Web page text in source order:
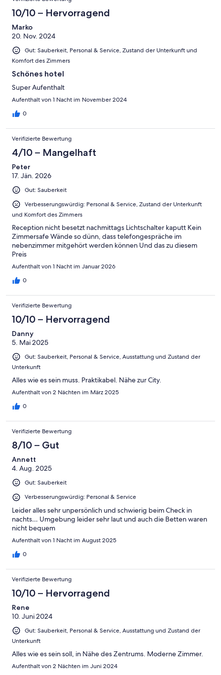
10/10 – Hervorragend
Marko
20. Nov. 2024
Gut: Sauberkeit, Personal & Service, Zustand der Unterkunft und
Komfort des Zimmers
Schönes hotel
Super Aufenthalt
Aufenthalt von 1 Nacht im November 2024
0
Verifizierte Bewertung
4/10 – Mangelhaft
Peter
17. Jän. 2026
Gut: Sauberkeit
Verbesserungswürdig: Personal & Service, Zustand der Unterkunft
und Komfort des Zimmers
Reception nicht besetzt nachmittags Lichtschalter kaputt Kein
Zimmersafe Wände so dünn, dass telefongespräche im
nebenzimmer mitgehört werden können Und das zu diesem
Preis
Aufenthalt von 1 Nacht im Januar 2026
0
Verifizierte Bewertung
10/10 – Hervorragend
Danny
5. Mai 2025
Gut: Sauberkeit, Personal & Service, Ausstattung und Zustand der
Unterkunft
Alles wie es sein muss. Praktikabel. Nähe zur City.
Aufenthalt von 2 Nächten im März 2025
0
Verifizierte Bewertung
8/10 – Gut
Annett
4. Aug. 2025
Gut: Sauberkeit
Verbesserungswürdig: Personal & Service
Leider alles sehr unpersönlich und schwierig beim Check in
nachts… Umgebung leider sehr laut und auch die Betten waren
nicht bequem
Aufenthalt von 1 Nacht im August 2025
0
Verifizierte Bewertung
10/10 – Hervorragend
Rene
10. Juni 2024
Gut: Sauberkeit, Personal & Service, Ausstattung und Zustand der
Unterkunft
Alles wie es sein soll, in Nähe des Zentrums. Moderne Zimmer.
Aufenthalt von 2 Nächten im Juni 2024